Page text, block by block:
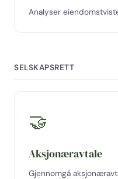
Analyser
SELSKAPSRETT
🤝
Aksjonæravtale
Gjennomgå